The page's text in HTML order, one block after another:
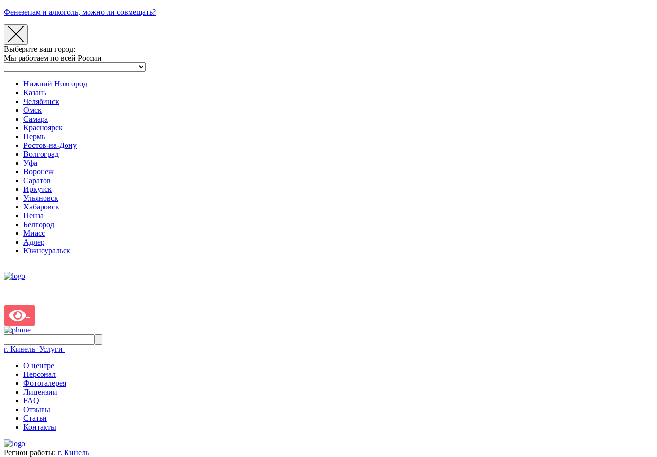
Фенезепам и алкоголь, можно ли совмещать?
Выберите ваш город:
Мы работаем по всей России
Нижний Новгород
Казань
Челябинск
Омск
Самара
Красноярск
Пермь
Ростов-на-Дону
Волгоград
Уфа
Воронеж
Саратов
Иркутск
Ульяновск
Хабаровск
Пенза
Белгород
Миасс
Адлер
Южноуральск
г. Кинель Услуги
О центре
Персонал
Фотогалерея
Лицензии
FAQ
Отзывы
Статьи
Контакты
Регион работы: г. Кинель